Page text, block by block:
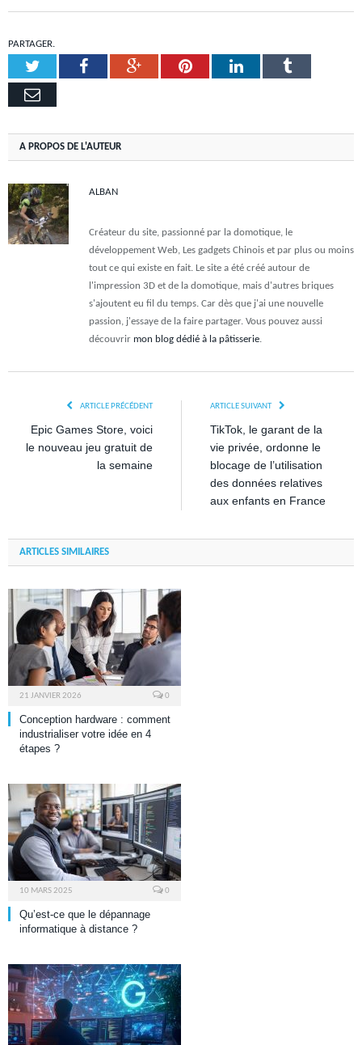
PARTAGER.
TwitterFacebookGoogle+PinterestLinkedInTumblr
Email
A PROPOS DE L'AUTEUR
ALBAN
Créateur du site, passionné par la domotique, le
développement Web, Les gadgets Chinois et par plus ou moins
tout ce qui existe en fait. Le site a été créé autour de
l'impression 3D et de la domotique, mais d'autres briques
s'ajoutent eu fil du temps. Car dès que j'ai une nouvelle
passion, j'essaye de la faire partager. Vous pouvez aussi
découvrir mon blog dédié à la pâtisserie
ARTICLE PRÉCÉDENT
Epic Games Store, voici
le nouveau jeu gratuit de
la semaine
ARTICLE SUIVANT
TikTok, le garant de la
vie privée, ordonne le
blocage de l’utilisation
des données relatives
aux enfants en France
ARTICLES SIMILAIRES
21 JANVIER 2026 0
Conception hardware : comment
industrialiser votre idée en 4
étapes ?
10 MARS 2025 0
Qu’est-ce que le dépannage
informatique à distance ?